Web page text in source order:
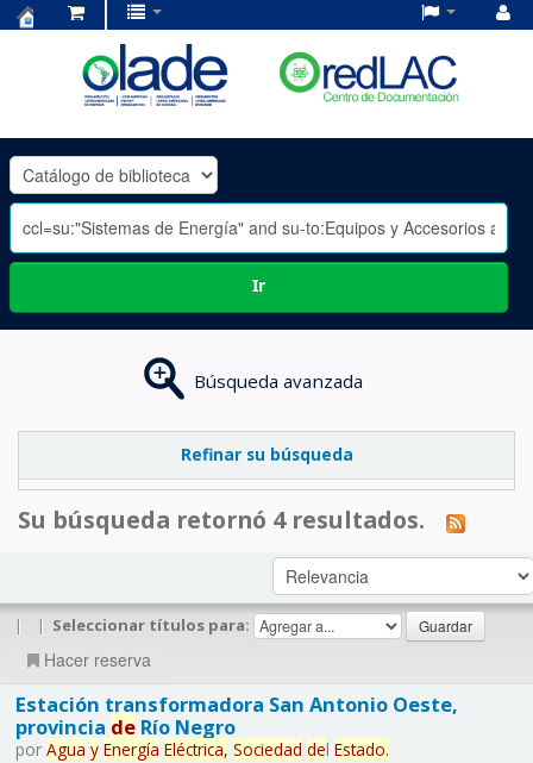
OLADE
-
Ir
Búsqueda avanzada
Refinar su búsqueda
Su búsqueda retornó 4 resultados.
| | Seleccionar títulos para:
Hacer reserva
Estación transformadora San Antonio Oeste,
provincia deRío Negro
por Agua y Energía Eléctrica, Sociedad del Estado.